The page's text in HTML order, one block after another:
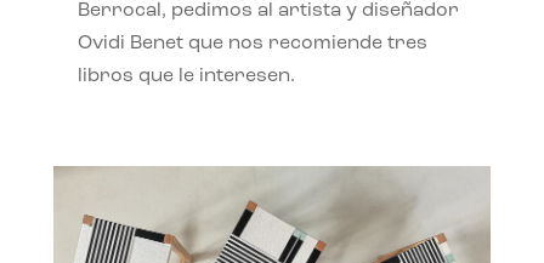
Berrocal, pedimos al artista y diseñador
Ovidi Benet que nos recomiende tres
libros que le interesen.